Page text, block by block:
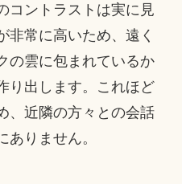
コントラストは実に見
非常に高いため、遠く
の雲に包まれているか
り出します。これほど
、近隣の方々との会話
りません。